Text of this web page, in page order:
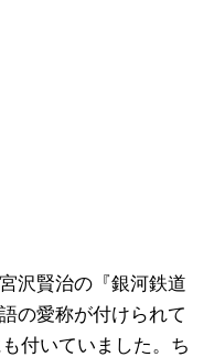
沢賢治の『銀河鉄道
の愛称が付けられて
付いていました。ち